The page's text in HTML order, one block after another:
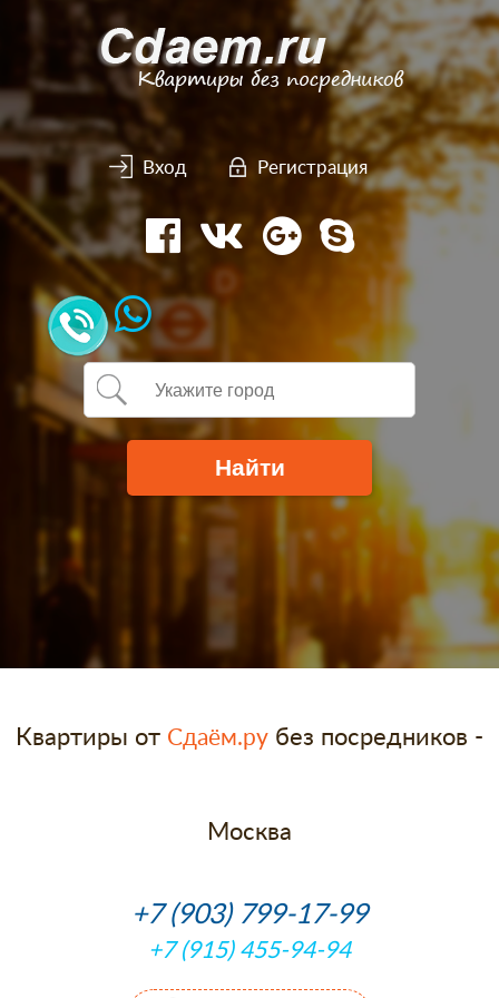
Вход Регистрация
Квартиры от Сдаём.ру без посредников -
Москва
+7 (903) 799-17-99
+7 (915) 455-94-94